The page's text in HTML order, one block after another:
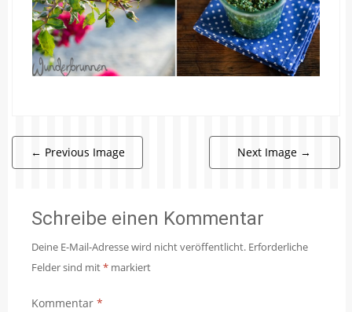
← Previous Image Next Image →
Schreibe einen Kommentar
Deine E-Mail-Adresse wird nicht veröffentlicht. Erforderliche
Felder sind mit* markiert
Kommentar *